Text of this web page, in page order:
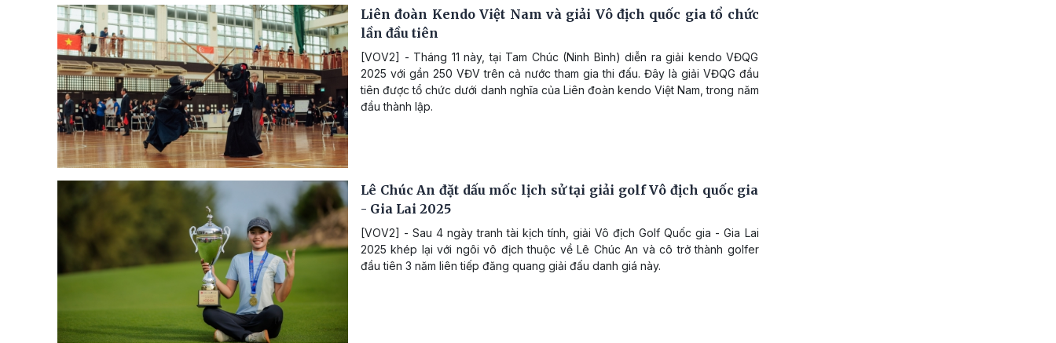
Liên đoàn Kendo Việt Nam và giải Vô địch quốc gia tổ chức
lần đầu tiên
[VOV2] - Tháng 11 này, tại Tam Chúc (Ninh Bình) diễn ra giải kendo VĐQG
2025 với gần 250 VĐV trên cả nước tham gia thi đấu. Đây là giải VĐQG đầu
tiên được tổ chức dưới danh nghĩa của Liên đoàn kendo Việt Nam, trong năm
đầu thành lập.
Lê Chúc An đặt dấu mốc lịch sử tại giải golf Vô địch quốc gia
- Gia Lai 2025
[VOV2] - Sau 4 ngày tranh tài kịch tính, giải Vô địch Golf Quốc gia - Gia Lai
2025 khép lại với ngôi vô địch thuộc về Lê Chúc An và cô trở thành golfer
đầu tiên 3 năm liên tiếp đăng quang giải đấu danh giá này.